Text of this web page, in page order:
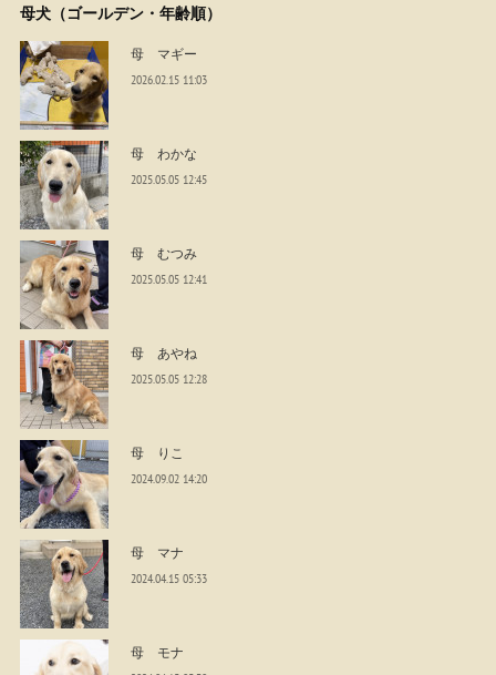
母犬（ゴールデン・年齢順）
母 マギー
2026.02.15 11:03
母 わかな
2025.05.05 12:45
母 むつみ
2025.05.05 12:41
母 あやね
2025.05.05 12:28
母 りこ
2024.09.02 14:20
母 マナ
2024.04.15 05:33
母 モナ